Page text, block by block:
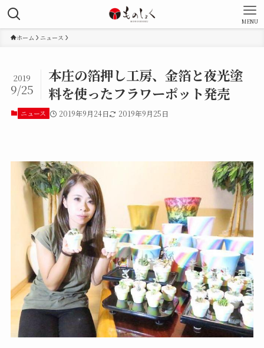
MENU
ホーム ニュース
本庄の箔押し工房、金箔と夜光塗
料を使ったフラワーポット発売
2019
9/25
ニュース 2019年9月24日 2019年9月25日